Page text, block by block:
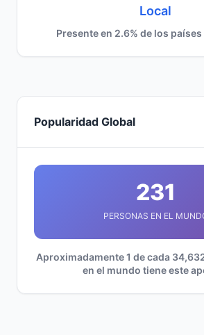
Local
Presente en 2.6% de los
Popularidad Global
231
PERSONAS EN EL
Aproximadamente 1 de cada
en el mundo tiene este